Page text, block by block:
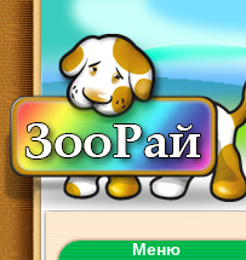
Меню